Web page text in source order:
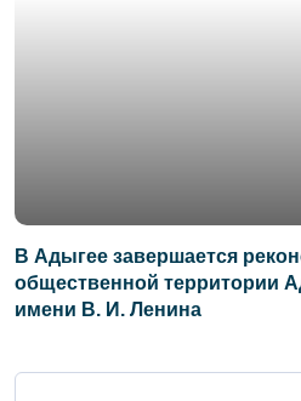
В Адыгее завершается
общественной территории
имени В. И. Ленина